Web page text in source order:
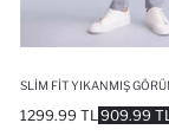
909.99 TL
1299.99 TL